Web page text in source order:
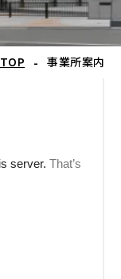
TOP - 事業所案内